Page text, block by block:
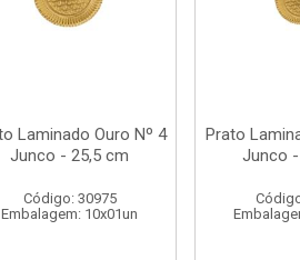
Laminado Ouro Nº 4
Junco - 25,5 cm
Código: 30975
Embalagem: 10x01un
Prato
Junco